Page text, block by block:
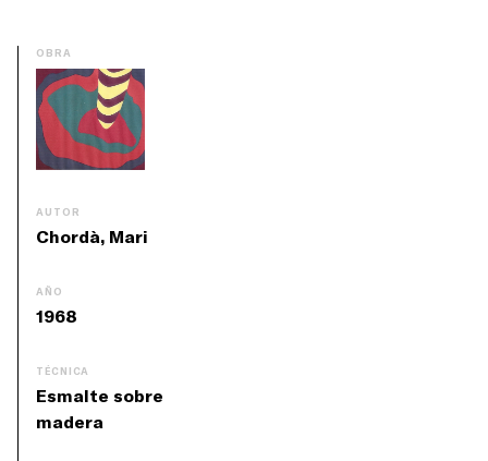
OBRA
AUTOR
Chordà, Mari
AÑO
1968
TÉCNICA
Esmalte sobre
madera